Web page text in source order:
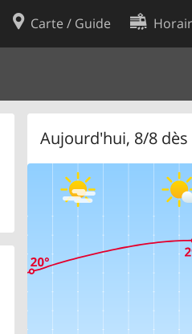
Carte / Guide
Aujourd'hui, 8/8 dès